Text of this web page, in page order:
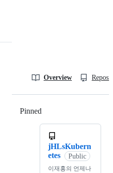
Overview
Pinned
jHLsKubern
etes
Public
이재홍의 언제나